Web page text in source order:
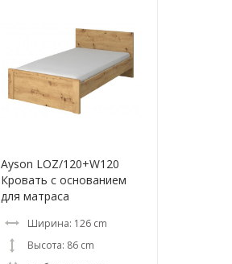
Ayson LOZ/120+W120
Кровать с основанием
для матраса
Ширина: 126 cm
Высота: 86 cm